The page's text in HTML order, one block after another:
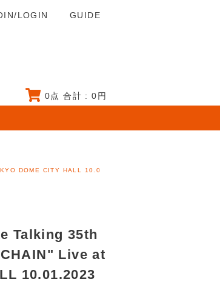
LOGIN GUIDE
0点 合計 :0円
DOME CITY HALL 10.0
Talking 35th
Live at
10.01.2023